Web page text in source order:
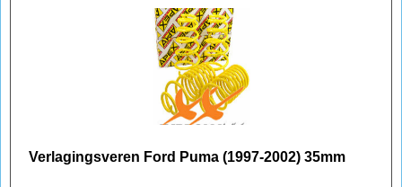
Verlagingsveren Ford Puma (1997-2002) 35mm